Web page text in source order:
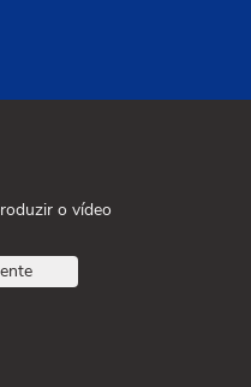
o vídeo